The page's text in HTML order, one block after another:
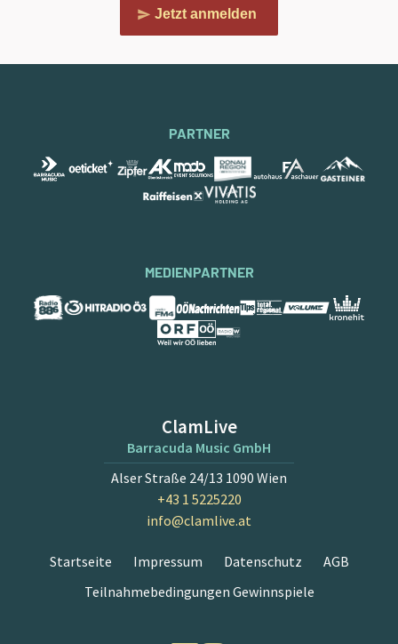
Jetzt anmelden
PARTNER
MEDIENPARTNER
ClamLive
Barracuda Music GmbH
Alser Straße 24/13 1090 Wien
+43 1 5225220
info@clamlive.at
Startseite Impressum Datenschutz
AGB
Teilnahmebedingungen Gewinnspiele